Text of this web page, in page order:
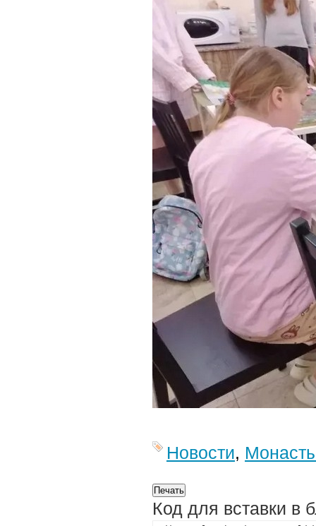
Новости,
Код для вставки в